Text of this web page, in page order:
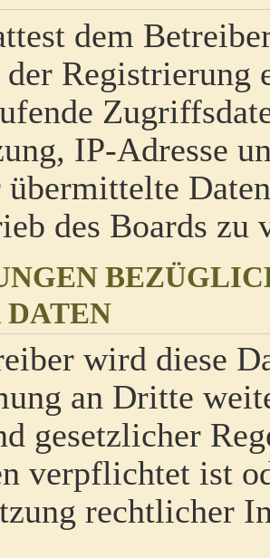
dem
der Registrierung
IP-Adresse
übermittelte
des Boards zu
wird diese
an Dritte
gesetzlicher
verpflichtet ist
rechtlicher